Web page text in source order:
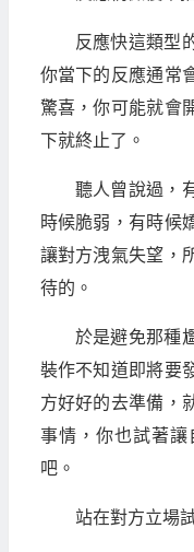
反應快這類型
你當下的反應通常
驚喜，你可能就會
下就終止了。
聽人曾說過，
時候脆弱，有時候
讓對方洩氣失望，
待的。
於是避免那種
裝作不知道即將要
方好好的去準備，
事情，你也試著
吧。
站在對方立場